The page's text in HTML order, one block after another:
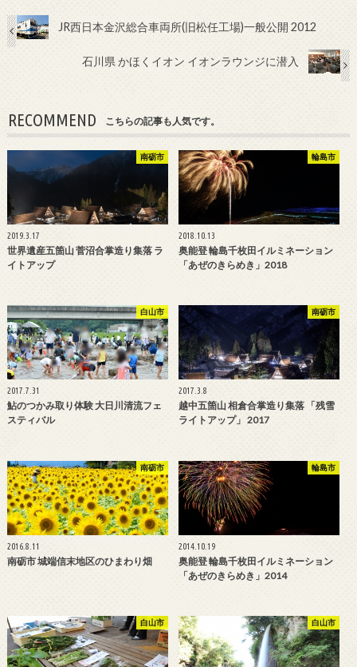
JR西日本金沢総合車両所(旧松任工場)一般公開 2012
石川県 かほくイオン イオンラウンジに潜入
RECOMMEND こちらの記事も人気です。
南砺市
2019.3.17
世界遺産五箇山 菅沼合掌造り集落 ラ
イトアップ
輪島市
2018.10.13
奥能登 輪島千枚田イルミネーション
「あぜのきらめき」2018
白山市
2017.7.31
鮎のつかみ取り体験 大日川清流フェ
スティバル
南砺市
2017.3.8
越中五箇山 相倉合掌造り集落 「残雪
ライトアップ」 2017
南砺市
2016.8.11
南砺市 城端信末地区のひまわり畑
輪島市
2014.10.19
奥能登 輪島千枚田イルミネーション
「あぜのきらめき」2014
白山市 白山市